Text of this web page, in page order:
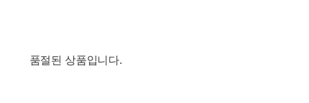
품절된 상품입니다.